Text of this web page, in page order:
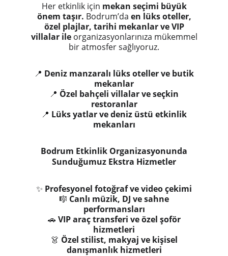
Her etkinlik için mekan seçimi büyük
önem taşır. Bodrum’da en lüks oteller,
özel plajlar, tarihi mekanlar ve VIP
villalar ileorganizasyonlarınıza mükemmel
bir atmosfer sağlıyoruz.
📍 Deniz manzaralı lüks oteller ve butik
mekanlar
📍 Özel bahçeli villalar ve seçkin
restoranlar
📍 Lüks yatlar ve deniz üstü etkinlik
mekanları
Bodrum Etkinlik Organizasyonunda
Sunduğumuz Ekstra Hizmetler
✨ Profesyonel fotoğraf ve video çekimi
🎼 Canlı müzik, DJ ve sahne
performansları
🚗 VIP araç transferi ve özel şoför
hizmetleri
👗 Özel stilist, makyaj ve kişisel
danışmanlık hizmetleri